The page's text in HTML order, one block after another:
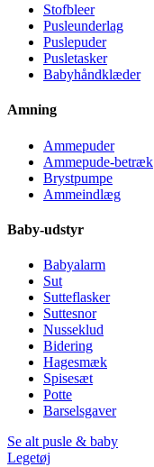
Stofbleer
Pusleunderlag
Puslepuder
Pusletasker
Babyhåndklæder
Amning
Ammepuder
Ammepude-betræk
Brystpumpe
Ammeindlæg
Baby-udstyr
Babyalarm
Sut
Sutteflasker
Suttesnor
Nusseklud
Bidering
Hagesmæk
Spisesæt
Potte
Barselsgaver
Se alt pusle & baby
Legetøj